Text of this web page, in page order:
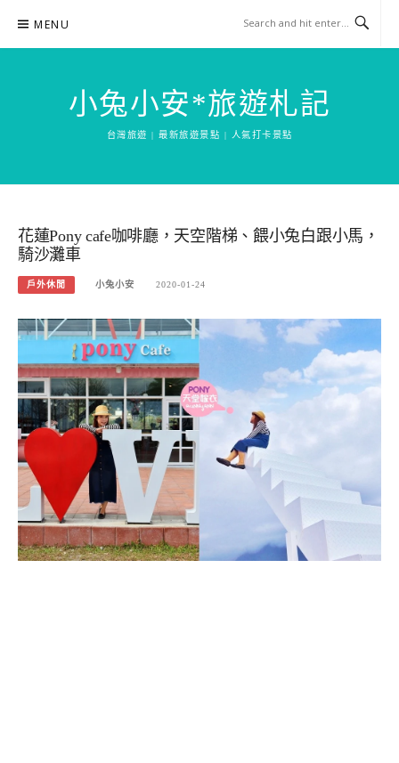
content
MENU
小兔小安*旅遊札記
台灣旅遊 | 最新旅遊景點 | 人氣打卡景點
花蓮Pony cafe咖啡廳，天空階梯、餵小兔白跟小馬，
騎沙灘車
戶外休閒 小兔小安 2020-01-24